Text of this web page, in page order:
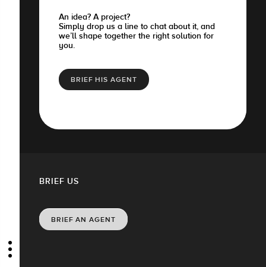
An idea? A project?
Simply drop us a line to chat about it, and
we’ll shape together the right solution for
you.
BRIEF HIS AGENT
BRIEF US
BRIEF AN AGENT